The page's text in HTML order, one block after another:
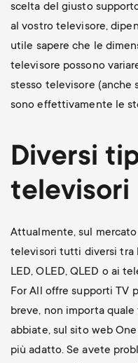
scelta del giusto
al vostro televisore,
utile sapere che le
televisore possono
stesso televisore (anche
sono effettivamente le
Diversi
televisori
Attualmente, sul
televisori tutti diversi tra
LED, OLED, QLED o ai
For All offre supporti TV
breve, non importa
abbiate, sul sito web
più adatto. Se avete